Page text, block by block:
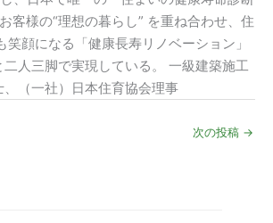
客様の“理想の暮らし” を重ね合わせ、住
笑顔になる「健康長寿リノベーション」
人三脚で実現している。 一級建築施工
、（一社）日本住育協会理事
次の投稿 →